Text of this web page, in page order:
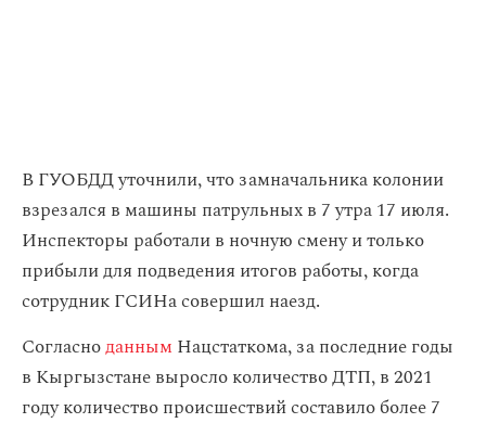
В ГУОБДД уточнили, что замначальника колонии
взрезался в машины патрульных в 7 утра 17 июля.
Инспекторы работали в ночную смену и только
прибыли для подведения итогов работы, когда
сотрудник ГСИНа совершил наезд.
Согласноданным Нацстаткома, за последние годы
в Кыргызстане выросло количество ДТП, в 2021
году количество происшествий составило более 7